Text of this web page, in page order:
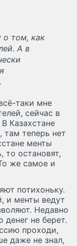
о том, как
А в
таки мне
сейчас в
Казахстане
там теперь нет
менты
то остановят,
же самое и
потихоньку.
и менты ведут
Недавно
денег не берет.
проходи,
даже не знал,